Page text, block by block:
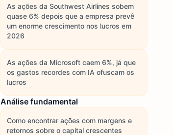
As ações da Southwest Airlines sobem
quase 6% depois que a empresa prevê
um enorme crescimento nos lucros em
2026
As ações da Microsoft caem 6%, já que
os gastos recordes com IA ofuscam os
lucros
Análise fundamental
Como encontrar ações com margens e
retornos sobre o capital crescentes